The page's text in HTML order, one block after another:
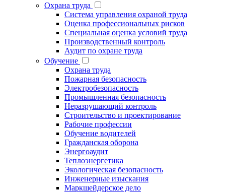
Охрана труда
Система управления охраной труда
Оценка профессиональных рисков
Специальная оценка условий труда
Производственный контроль
Аудит по охране труда
Обучение
Охрана труда
Пожарная безопасность
Электробезопасность
Промышленная безопасность
Неразрушающий контроль
Строительство и проектирование
Рабочие профессии
Обучение водителей
Гражданская оборона
Энергоаудит
Теплоэнергетика
Экологическая безопасность
Инженерные изыскания
Маркшейдерское дело